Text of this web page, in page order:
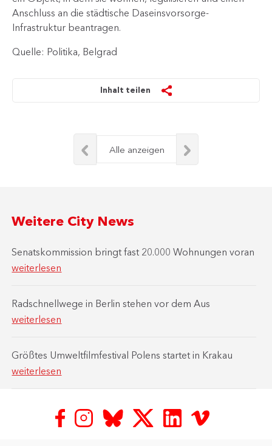
Anschluss an die städtische Daseinsvorsorge-
Infrastruktur beantragen.​
Quelle: Politika, Belgrad
Inhalt teilen
Alle anzeigen
Weitere City News
Senatskommission bringt fast 20.000 Wohnungen voran
weiterlesen
Radschnellwege in Berlin stehen vor dem Aus
weiterlesen
Größtes Umweltfilmfestival Polens startet in Krakau
weiterlesen